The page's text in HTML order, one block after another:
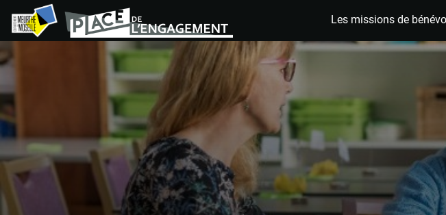
Les missions de
Panneau de gestion des cookies